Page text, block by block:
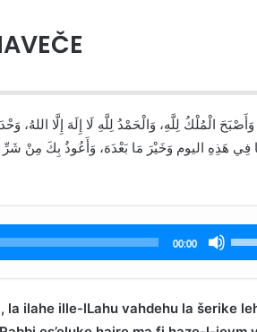
فِي هَذِهِ اليوم وَخَيْرَ مَا بَعْدَهَ، وَأَعُوذُ بِكَ مِنْ
00:00
za
ilahe ille-lLahu vahdehu la šerike